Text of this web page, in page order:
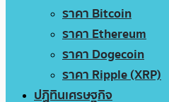
ราคา Bitcoin
ราคา Ethereum
ราคา Dogecoin
ราคา Ripple (XRP)
ปฏิทินเศรษฐกิจ